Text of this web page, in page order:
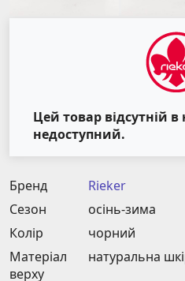
Цей товар відсутній в
недоступний.
Бренд
Rieker
Сезон
осінь-зима
Колір
чорний
Матеріал
верху
натуральна